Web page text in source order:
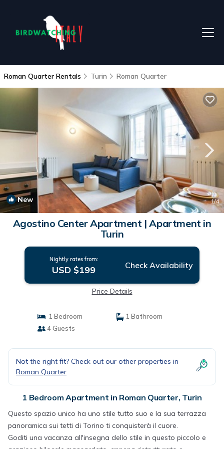
Roman Quarter Rentals Turin Roman Quarter
New 1/4
Agostino Center Apartment | Apartment in
Turin
Nightly rates from:
USD $199 Check Availability
Price Details
1 Bedroom
1 Bathroom
4 Guests
Not the right fit? Check out our other properties in
Roman Quarter
1 Bedroom Apartment in Roman Quarter, Turin
Questo spazio unico ha uno stile tutto suo e la sua terrazza
panoramica sui tetti di Torino ti conquisterà il cuore.
Goditi una vacanza all'insegna dello stile in questo piccolo e